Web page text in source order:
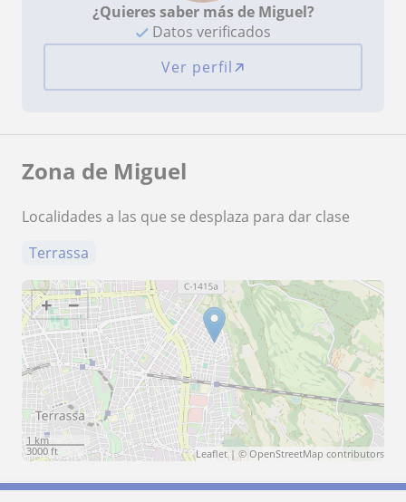
¿Quieres saber más de Miguel?
Datos verificados
Ver perfil
Zona de Miguel
Localidades a las que se desplaza para dar clase
Terrassa
+ −
1 km
3000 ft
Leaflet | © OpenStreetMap contributors